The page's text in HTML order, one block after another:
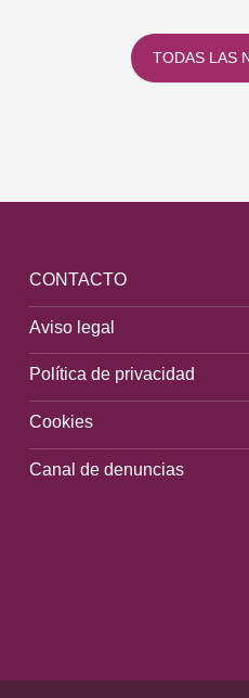
TODAS LAS
CONTACTO
Aviso legal
Política de privacidad
Cookies
Canal de denuncias